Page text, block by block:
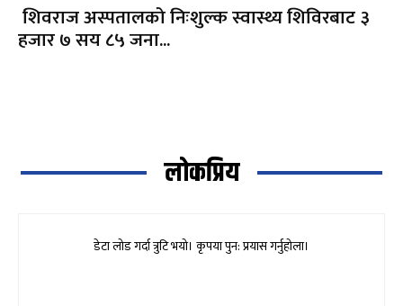
शिवराज अस्पतालको निःशुल्क स्वास्थ्य शिविरबाट ३
हजार ७ सय ८५ जना...
लोकप्रिय
डेटा लोड गर्दा त्रुटि भयो। कृपया पुन: प्रयास गर्नुहोला।